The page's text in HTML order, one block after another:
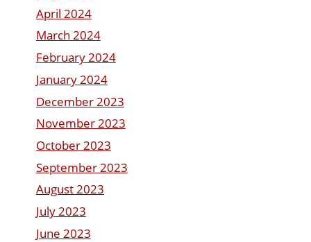
April 2024
March 2024
February 2024
January 2024
December 2023
November 2023
October 2023
September 2023
August 2023
July 2023
June 2023